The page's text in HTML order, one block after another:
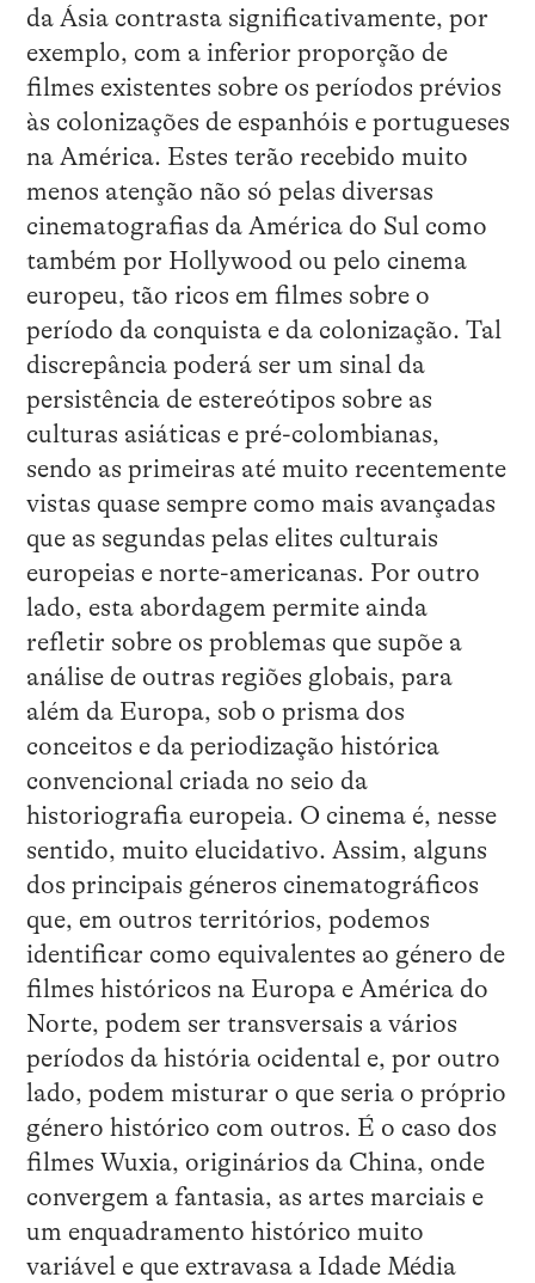
da Ásia contrasta significativamente, por
exemplo, com a inferior proporção de
filmes existentes sobre os períodos prévios
às colonizações de espanhóis e portugueses
na América. Estes terão recebido muito
menos atenção não só pelas diversas
cinematografias da América do Sul como
também por Hollywood ou pelo cinema
europeu, tão ricos em filmes sobre o
período da conquista e da colonização. Tal
discrepância poderá ser um sinal da
persistência de estereótipos sobre as
culturas asiáticas e pré-colombianas,
sendo as primeiras até muito recentemente
vistas quase sempre como mais avançadas
que as segundas pelas elites culturais
europeias e norte-americanas. Por outro
lado, esta abordagem permite ainda
refletir sobre os problemas que supõe a
análise de outras regiões globais, para
além da Europa, sob o prisma dos
conceitos e da periodização histórica
convencional criada no seio da
historiografia europeia. O cinema é, nesse
sentido, muito elucidativo. Assim, alguns
dos principais géneros cinematográficos
que, em outros territórios, podemos
identificar como equivalentes ao género de
filmes históricos na Europa e América do
Norte, podem ser transversais a vários
períodos da história ocidental e, por outro
lado, podem misturar o que seria o próprio
género histórico com outros. É o caso dos
filmes Wuxia, originários da China, onde
convergem a fantasia, as artes marciais e
um enquadramento histórico muito
variável e que extravasa a Idade Média